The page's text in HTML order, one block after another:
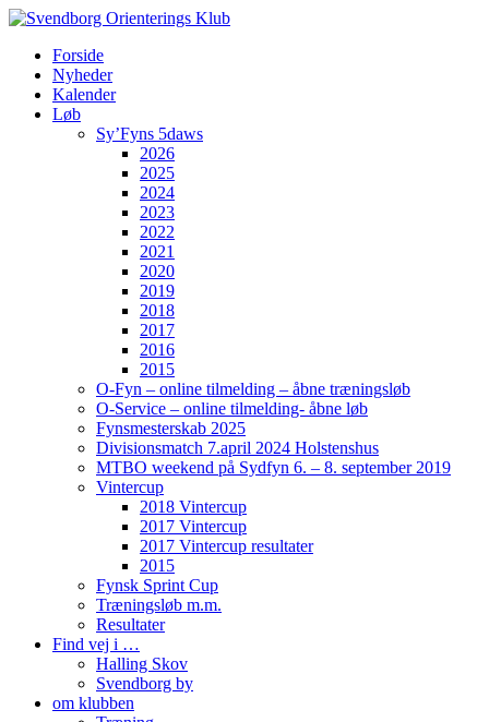
Forside
Nyheder
Kalender
Løb
Sy’Fyns 5daws
2026
2025
2024
2023
2022
2021
2020
2019
2018
2017
2016
2015
O-Fyn – online tilmelding – åbne træningsløb
O-Service – online tilmelding- åbne løb
Fynsmesterskab 2025
Divisionsmatch 7.april 2024 Holstenshus
MTBO weekend på Sydfyn 6. – 8. september 2019
Vintercup
2018 Vintercup
2017 Vintercup
2017 Vintercup resultater
2015
Fynsk Sprint Cup
Træningsløb m.m.
Resultater
Find vej i …
Halling Skov
Svendborg by
om klubben